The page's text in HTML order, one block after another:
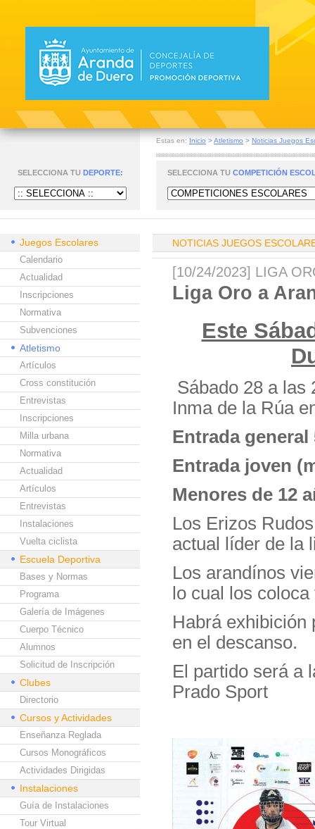
Estas en: Inicio >Atletismo > Noticias Juegos
SELECCIONA TU DEPORTE: SELECCIONA TU COMPETICIÓN
Juegos Escolares
Calendario
Actualidad
Inscripciones
Normativa
Subvenciones
Atletismo
Artículos
Cross constitución
Entrevistas
Inscripciones
Milla urbana
Normativa
Actualidad
Artículos
Entrevistas
Instalaciones
Vuelta ciclista
Escuela Deportiva
Bases y Normas
Programa
Galería de Imágenes
Cuerpo Técnico
Alumnos
Solicitud de Inscripción
Clubes
Directorio
Cursos y Actividades
Enseñanza Reglada
Cursos Monográficos
Actividades Dirigidas
Instalaciones
Guía de Instalaciones
Tour Virtual
NOTICIAS JUEGOS
[10/24/2023] LIGA
Liga Oro a
Este
Sábado 28 a las
Inma de la Rúa
Entrada general
Entrada joven
Menores de 12
Los Erizos
actual líder de
Los arandínos
lo cual los
Habrá exhibición
en el descanso.
El partido será a
Prado Sport